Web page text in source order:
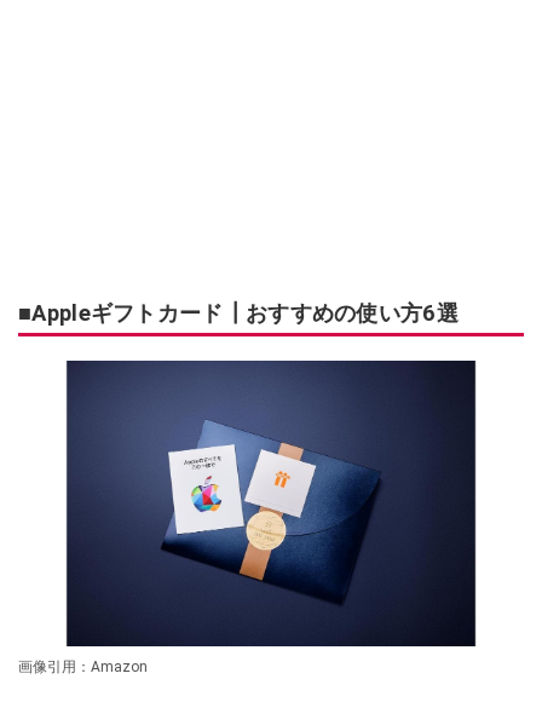
■Appleギフトカード┃おすすめの使い方6選
画像引用：Amazon